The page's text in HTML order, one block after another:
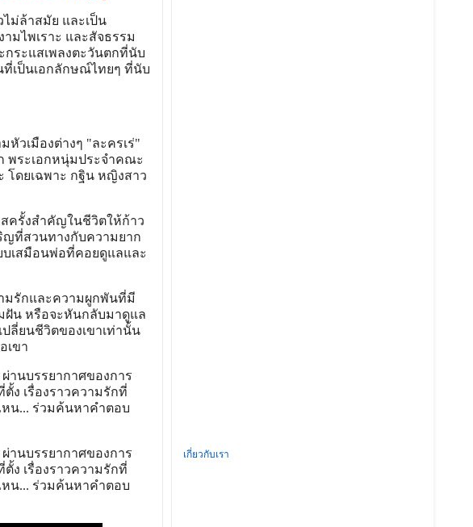
ม่ล้าสมัย และเป็น
มไพเราะ และสัจธรรม
กระแสเพลงตะวันตกที่นับ
ที่เป็นเอกลักษณ์ไทยๆ ที่นับ
วเมืองต่างๆ "ละครเร่"
พระเอกหนุ่มประจำคณะ
โดยเฉพาะ กฐิน หญิงสาว
ครั้งสำคัญในชีวิตให้ก้าว
ญที่สวนทางกับความยาก
เสมือนพ่อที่คอยดูแลและ
มรักและความผูกพันที่มี
ฝัน หรือจะหันกลับมาดูแล
ลี่ยนชีวิตของเขาเท่านั้น
เขา
านบรรยากาศของการ
ง เรื่องราวความรักที่
หน... ร่วมค้นหาคำตอบ
านบรรยากาศของการ
ง เรื่องราวความรักที่
หน... ร่วมค้นหาคำตอบ
เกี่ยวกับเรา